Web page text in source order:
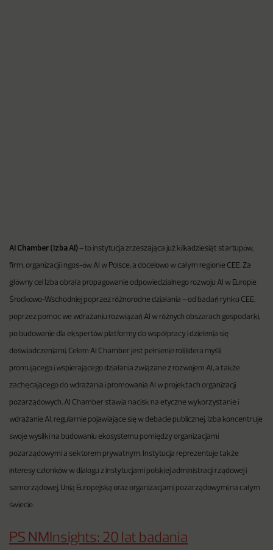
AI Chamber (Izba AI)– to instytucja zrzeszająca już kilkadziesiąt startupów,
firm, organizacji i ngos-ów AI w Polsce, a docelowo w całym regionie CEE. Za
główny cel Izba obrała propagowanie odpowiedzialnego rozwoju AI w Europie
Środkowo-Wschodniej poprzez różnorodne działania – od badań rynku CEE,
poprzez pomoc we wdrażaniu rozwiązań AI w różnych obszarach gospodarki,
po budowanie dla ekspertów platformy do współpracy i dzielenia się
doświadczeniami. Celem AI Chamber jest pełnienie roli lidera myśli
promującego i wspierającego działania związane z rozwojem AI, a także
zachęcającego do wdrażania i promowania AI w projektach organizacji
pozarządowych. AI Chamber stawia nacisk na etyczne wykorzystanie i
wdrażanie AI, regularnie pojawiające się w debacie publicznej. Izba koncentruje
swoje wysiłki na budowaniu ekosystemu pomiędzy organizacjami
pozarządowymi a sektorem prywatnym. Instytucja reprezentuje także
interesy członków w dialogu z instytucjami polskiej administracji rządowej i
samorządowej, Unią Europejską oraz organizacjami pozarządowymi na całym
świecie.
PS NMInsights: 20 lat badania